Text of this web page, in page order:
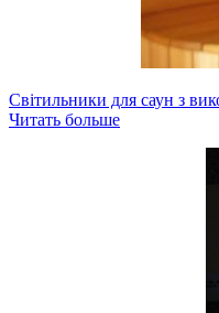
Світильники для саун з
Читать больше